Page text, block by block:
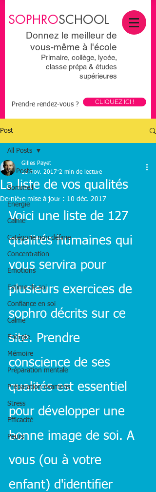
SOPHROSCHOOL
Donnez le meilleur de
vous-même à l'école
Primaire, collège, lycée,
classe prépa & études
supérieures
Prendre rendez-vous ? CLIQUEZ ICI !
Post
All Posts
Sommeil
Energie
Calme
Catégorie non définie
Concentration
Emotions
Estime de soi
Confiance en soi
Calme
Energie
Mémoire
Préparation mentale
Préparation examens
Stress
Efficacité
Peurs
All Posts
La liste de vos qualités
Gilles Payet
13 nov. 2017 2 min de lecture
Dernière mise à jour : 10 déc. 2017
Voici une liste de 127
qualités humaines qui
vous servira pour
plusieurs exercices de
sophro décrits sur ce
site. Prendre
conscience de ses
qualités est essentiel
pour développer une
bonne image de soi. A
vous (ou à votre
enfant) d'identifier